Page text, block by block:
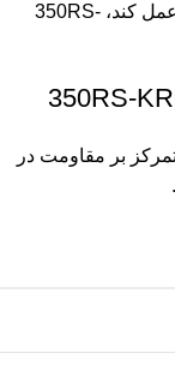
شود اما در برابر هجوم سارقان مثل یک صخره عمل کند، 350RS-
بر مقاومت در